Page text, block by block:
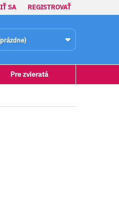
SA REGISTROVAŤ
Pre zvieratá